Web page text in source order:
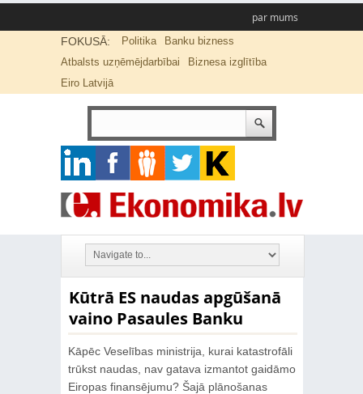
par mums
FOKUSĀ: Politika
Banku bizness
Atbalsts uzņēmējdarbībai
Biznesa izglītība
Eiro Latvijā
Kūtrā ES naudas apgūšanā
vaino Pasaules Banku
Kāpēc Veselības ministrija, kurai katastrofāli
trūkst naudas, nav gatava izmantot gaidāmo
Eiropas finansējumu? Šajā plānošanas